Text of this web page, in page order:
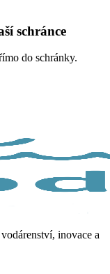
schránce
do schránky.
inovace a